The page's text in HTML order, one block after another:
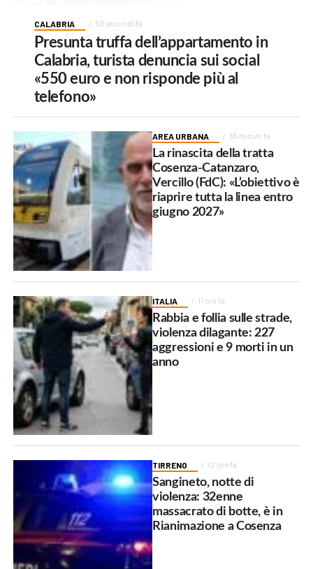
CALABRIA 50 secondi fa
Presunta truffa dell’appartamento in
Calabria, turista denuncia sui social
«550 euro e non risponde più al
telefono»
AREA URBANA 55 minuti fa
La rinascita della tratta
Cosenza-Catanzaro,
Vercillo (FdC): «L’obiettivo è
riaprire tutta la linea entro
giugno 2027»
ITALIA 11 ore fa
Rabbia e follia sulle strade,
violenza dilagante: 227
aggressioni e 9 morti in un
anno
TIRRENO 12 ore fa
Sangineto, notte di
violenza: 32enne
massacrato di botte, è in
Rianimazione a Cosenza